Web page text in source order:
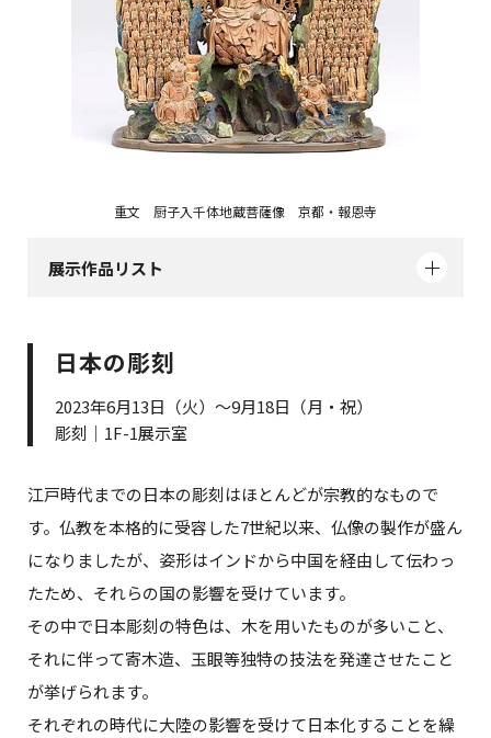
重文 厨子入千体地蔵菩薩像 京都・報恩寺
展示作品リスト
日本の彫刻
2023年6月13日（火）～9月18日（月・祝）
彫刻｜1F-1展示室
江戸時代までの日本の彫刻はほとんどが宗教的なもので
す。仏教を本格的に受容した7世紀以来、仏像の製作が盛ん
になりましたが、姿形はインドから中国を経由して伝わっ
たため、それらの国の影響を受けています。
その中で日本彫刻の特色は、木を用いたものが多いこと、
それに伴って寄木造、玉眼等独特の技法を発達させたこと
が挙げられます。
それぞれの時代に大陸の影響を受けて日本化することを繰